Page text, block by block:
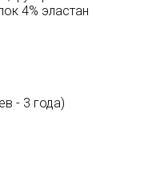
4% эластан
- 3 года)